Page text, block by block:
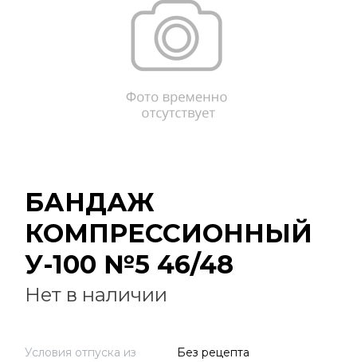
БАНДАЖ
КОМПРЕССИОННЫЙ
У-100 №5 46/48
Нет в наличии
Условия отпуска из
Без рецепта